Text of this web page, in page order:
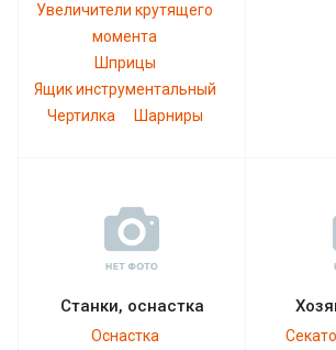
Увеличители крутящего
момента
Шприцы
Ящик инструментальный
Чертилка
Шарниры
Станки, оснастка
Оснастка